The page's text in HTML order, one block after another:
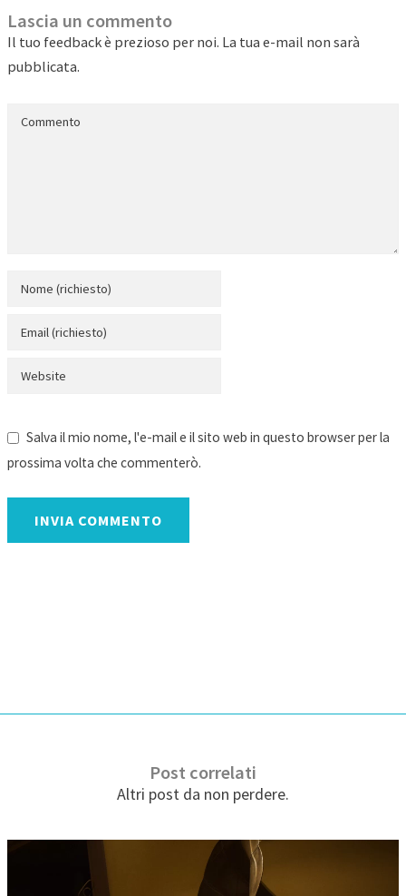
Lascia un commento
Il tuo feedback è prezioso per noi. La tua e-mail non sarà
pubblicata.
Salva il mio nome, l'e-mail e il sito web in questo browser per la
prossima volta che commenterò.
INVIA COMMENTO
Post correlati
Altri post da non perdere.